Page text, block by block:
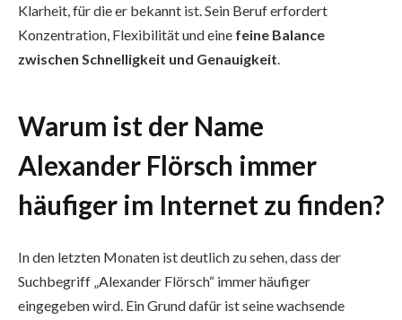
Klarheit, für die er bekannt ist. Sein Beruf erfordert
Konzentration, Flexibilität und eine feine Balance
zwischen Schnelligkeit und Genauigkeit.
Warum ist der Name
Alexander Flörsch immer
häufiger im Internet zu finden?
In den letzten Monaten ist deutlich zu sehen, dass der
Suchbegriff „Alexander Flörsch“ immer häufiger
eingegeben wird. Ein Grund dafür ist seine wachsende